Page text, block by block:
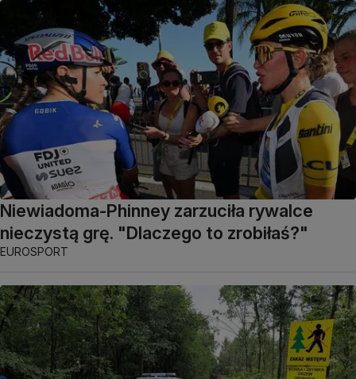
Niewiadoma-Phinney zarzuciła rywalce
nieczystą grę. "Dlaczego to zrobiłaś?"
EUROSPORT